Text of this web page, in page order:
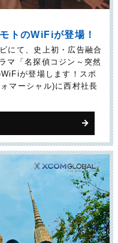
トのWiFiが登場！
にて、史上初・広告融合
マ「名探偵コジン～突然
が登場します！スポ
マーシャル)に西村社長